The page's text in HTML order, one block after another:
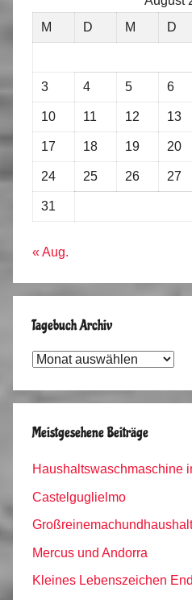
M
D M D
3 4 5 6
10 11 12 13
17 18 19 20
24 25 26 27
31
« Aug.
Tagebuch Archiv
Tagebuch
Meistgesehene Beiträge
Haushaltswaschmaschine
Castelguglielmo
Mercus und Andorra
Kleines Lebenszeichen